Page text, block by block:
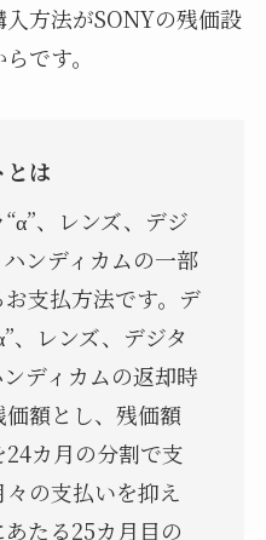
方法がSONYの残価設
です。
とは
、レンズ、デジ
ンディカムの一部
支払方法です。デ
、レンズ、デジタ
ディカムの返却時
額とし、残価額
カ月の分割で支
の支払いを抑え
たる25カ月目の